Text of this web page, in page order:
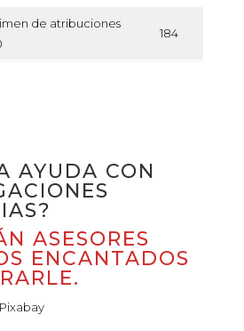
de atribuciones
184
AYUDA CON
ASESORES
ENCANTADOS